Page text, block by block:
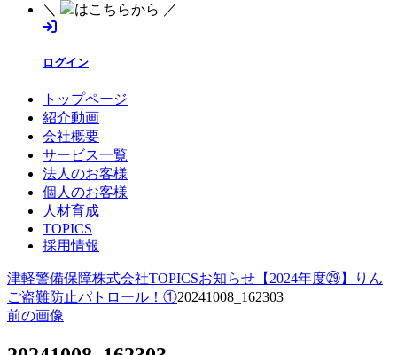
＼
はこちらから ／
ログイン
トップページ
紹介動画
会社概要
サービス一覧
法人のお客様
個人のお客様
人材育成
TOPICS
採用情報
津軽警備保障株式会社TOPICSお知らせ 【2024年度㉙】りん
ご盗難防止パトロール！①20241008_162303
前の画像